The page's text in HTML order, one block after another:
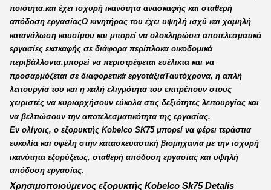
ποιότητα.και έχει ισχυρή ικανότητα ανασκαφής και σταθερή
απόδοση εργασίαςΟ κινητήρας του έχει υψηλή ισχύ και χαμηλή
κατανάλωση καυσίμου και μπορεί να ολοκληρώσει αποτελεσματικά
εργασίες εκσκαφής σε διάφορα περίπλοκα οικοδομικά
περιβάλλοντα.μπορεί να περιστρέφεται ευέλικτα και να
προσαρμόζεται σε διαφορετικά εργοτάξιαΤαυτόχρονα, η απλή
λειτουργία του και η καλή ελιγμότητα του επιτρέπουν στους
χειριστές να κυριαρχήσουν εύκολα στις δεξιότητες λειτουργίας και
να βελτιώσουν την αποτελεσματικότητα της εργασίας.
Εν ολίγοις, ο εξορυκτής Kobelco SK75 μπορεί να φέρει τεράστια
ευκολία και οφέλη στην κατασκευαστική βιομηχανία με την ισχυρή
ικανότητα εξορύξεως, σταθερή απόδοση εργασίας και υψηλή
απόδοση εργασίας.
Χρησιμοποιούμενος εξορυκτής Kobelco Sk75 Detalis